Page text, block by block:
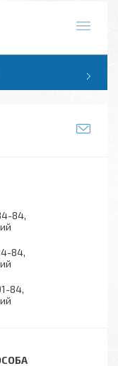
84
84
84